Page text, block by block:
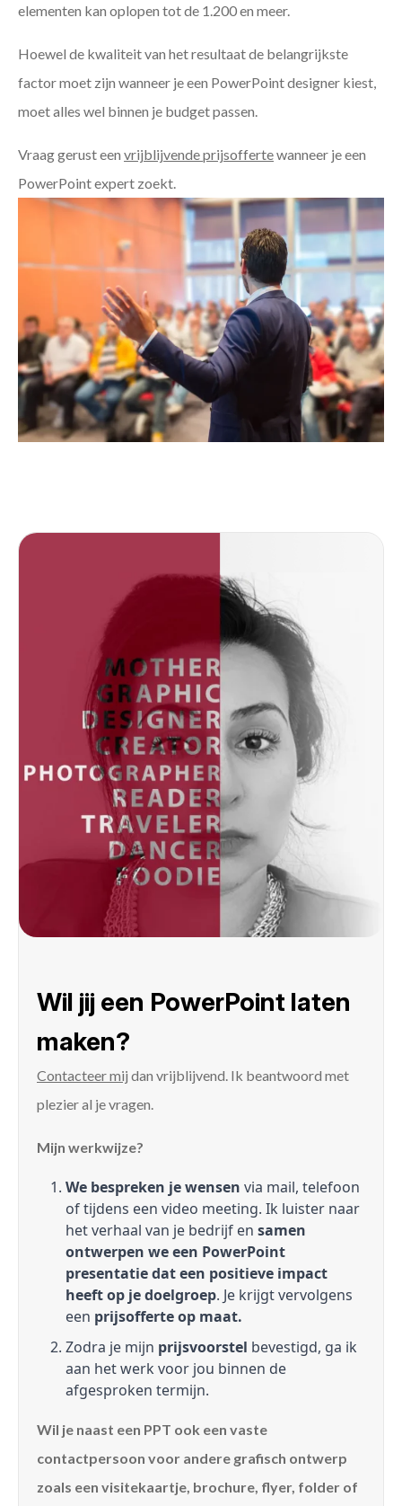
elementen kan oplopen tot de 1.200 en meer.
Hoewel de kwaliteit van het resultaat de belangrijkste
factor moet zijn wanneer je een PowerPoint designer kiest,
moet alles wel binnen je budget passen.
Vraag gerust een vrijblijvende prijsoffertewanneer je een
PowerPoint expert zoekt.
Wil jij een PowerPoint laten
maken?
Contacteer mij dan vrijblijvend. Ik beantwoord met
plezier al je vragen.
Mijn werkwijze?
We bespreken je wensen via mail, telefoon
of tijdens een video meeting. Ik luister naar
het verhaal van je bedrijf en samen
ontwerpen we een PowerPoint
presentatie dat een positieve impact
heeft op je doelgroep. Je krijgt vervolgens
een prijsofferte op maat.
Zodra je mijn prijsvoorstel bevestigd, ga ik
aan het werk voor jou binnen de
afgesproken termijn.
Wil je naast een PPT ook een vaste
contactpersoon voor andere grafisch ontwerp
zoals een visitekaartje, brochure, flyer, folder of